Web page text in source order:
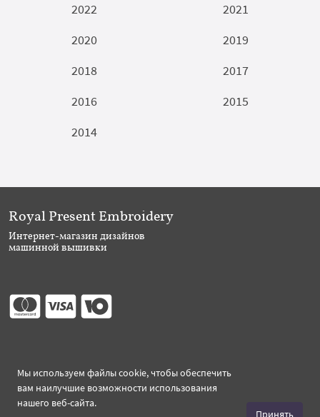
2022
2021
2020
2019
2018
2017
2016
2015
2014
Мы используем файлы cookie, чтобы обеспечить
вам наилучшие возможности использования
нашего веб-сайта.
Принять
Royal Present Embroidery
Интернет-магазин дизайнов
машинной вышивки